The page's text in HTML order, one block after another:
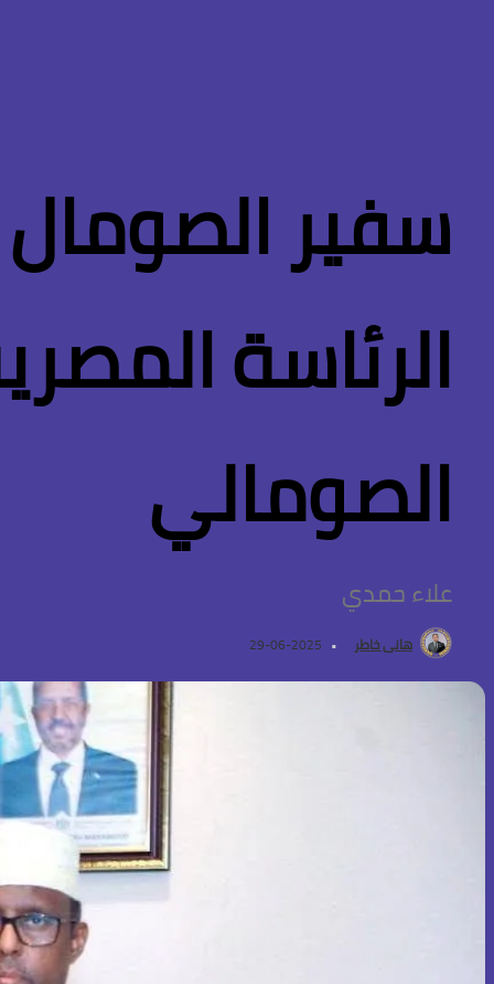
سفير
الرئاسة
الصومالي
علاء حمدي
هانى خاطر 2025-06-29